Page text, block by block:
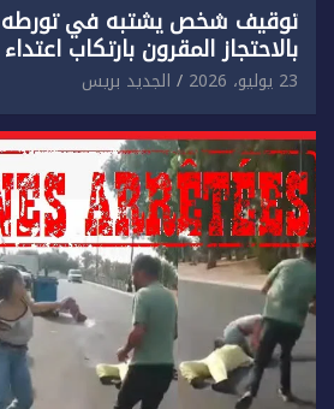
توقيف شخص يشتبه في
بالاحتجاز المقرون بارتكاب
إضرام النار عمدا.
23 يوليو، 2026 الجديد بريس